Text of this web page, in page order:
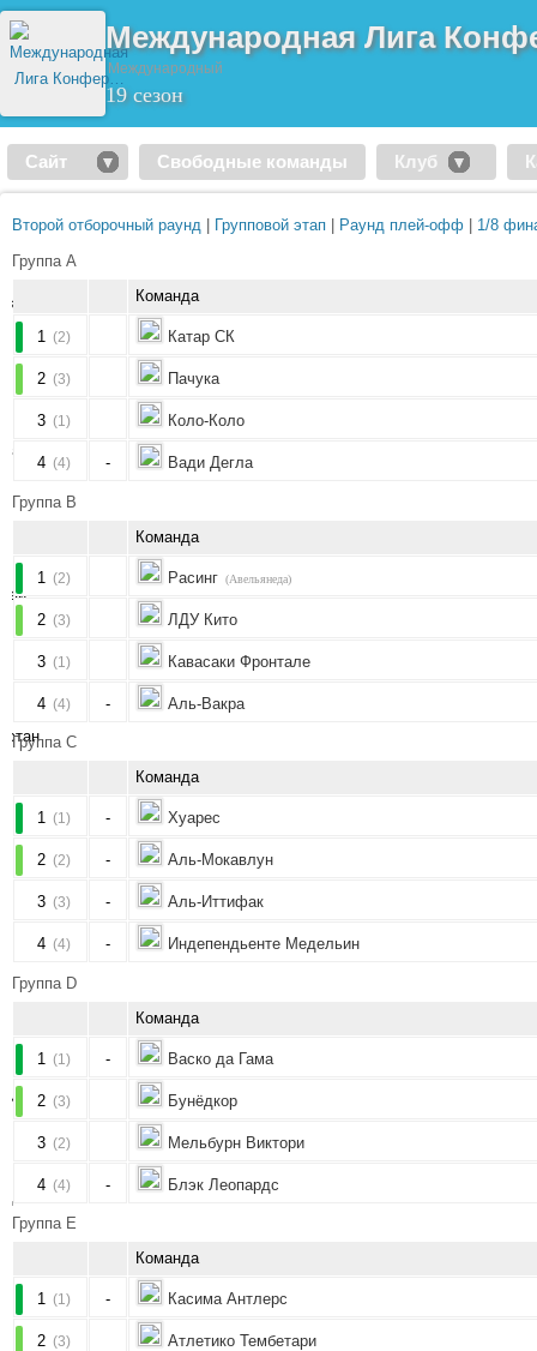
Международная Лига
Международный
19 сезон
Сайт Свободные команды Клуб
Второй отборочный раунд | Групповой этап | Раунд плей-офф | 1/8
Группа A
Команда
1 (2) Катар СК
2 (3) Пачука
3 (1) Коло-Коло
4 (4) - Вади Дегла
Группа B
Команда
1 (2) Расинг (Авельянеда)
2 (3) ЛДУ Кито
3 (1) Кавасаки Фронтале
4 (4) - Аль-Вакра
Группа C
Команда
1 (1) - Хуарес
2 (2) - Аль-Мокавлун
3 (3) - Аль-Иттифак
4 (4) - Индепендьенте Медельин
Группа D
Команда
1 (1) - Васко да Гама
2 (3) Бунёдкор
3 (2) Мельбурн Виктори
4 (4) - Блэк Леопардс
Группа E
Команда
1 (1) - Касима Антлерс
2 (3) Атлетико Тембетари